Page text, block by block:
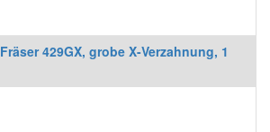
429GX, grobe X-Verzahnung, 1